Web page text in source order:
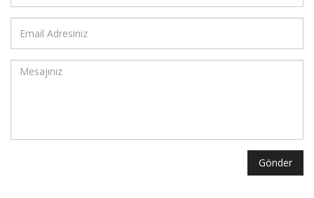
Gönder